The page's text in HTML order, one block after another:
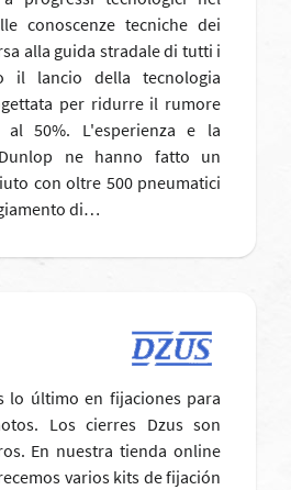
conoscenze tecniche dei
alla guida stradale di tutti i
il lancio della tecnologia
per ridurre il rumore
50%. L'esperienza e la
ne hanno fatto un
con oltre 500 pneumatici
di…
lo último en fijaciones para
Los cierres Dzus son
En nuestra tienda online
varios kits de fijación